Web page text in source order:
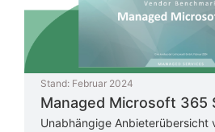
Stand: Februar 2024
Managed Microsoft 365
Unabhängige Anbieterübersicht